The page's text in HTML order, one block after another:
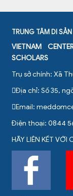
TRUNG TÂM DI
VIETNAM
SCHOLARS
Trụ sở chính: Xã
Địa chỉ: Số 35,
Email:
Điện thoại: 0844
HÃY LIÊN KẾT VỚI